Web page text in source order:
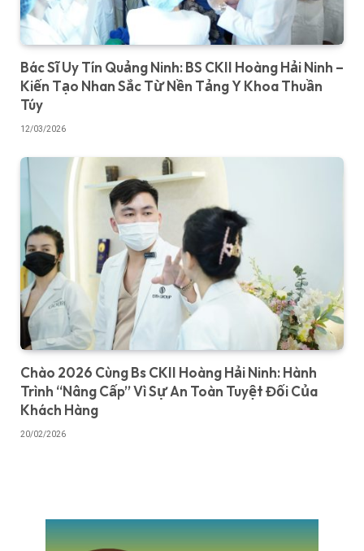
Bác Sĩ Uy Tín Quảng Ninh: BS CKII Hoàng Hải Ninh –
Kiến Tạo Nhan Sắc Từ Nền Tảng Y Khoa Thuần
Túy
12/03/2026
Chào 2026 Cùng Bs CKII Hoàng Hải Ninh: Hành
Trình “Nâng Cấp” Vì Sự An Toàn Tuyệt Đối Của
Khách Hàng
20/02/2026